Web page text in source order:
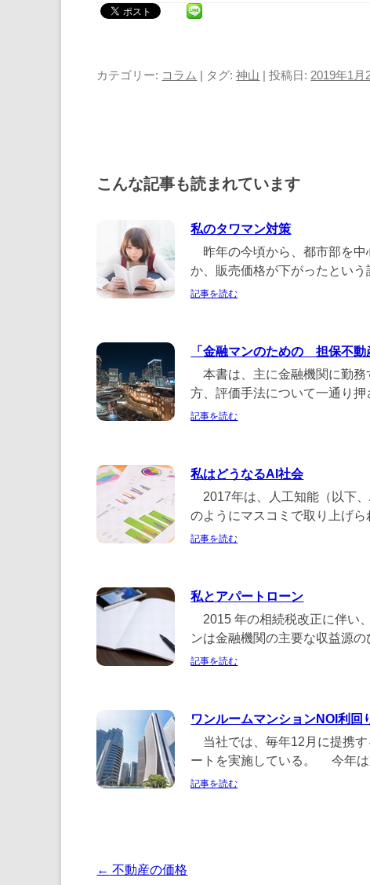
カテゴリー: コラム | タグ:神山 | 投稿日: 2019年1月
こんな記事も読まれています
私のタワマン対策
昨年の今頃から、都市部を中
か、販売価格が下がったとい
記事を読む
「金融マンのための 担保不
本書は、主に金融機関に勤務
方、評価手法について一通り
記事を読む
私はどうなるAI社会
2017年は、人工知能（以下
のようにマスコミで取り上げら
記事を読む
私とアパートローン
2015 年の相続税改正に伴い
ンは金融機関の主要な収益源
記事を読む
ワンルームマンションNOI利回
当社では、毎年12月に提携す
ートを実施している。 今年は
記事を読む
投
← 不動産の価格